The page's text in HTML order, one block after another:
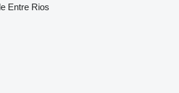
Entre Rios